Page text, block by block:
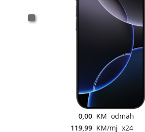
0,00 KM odmah
119,99 KM/mj x24